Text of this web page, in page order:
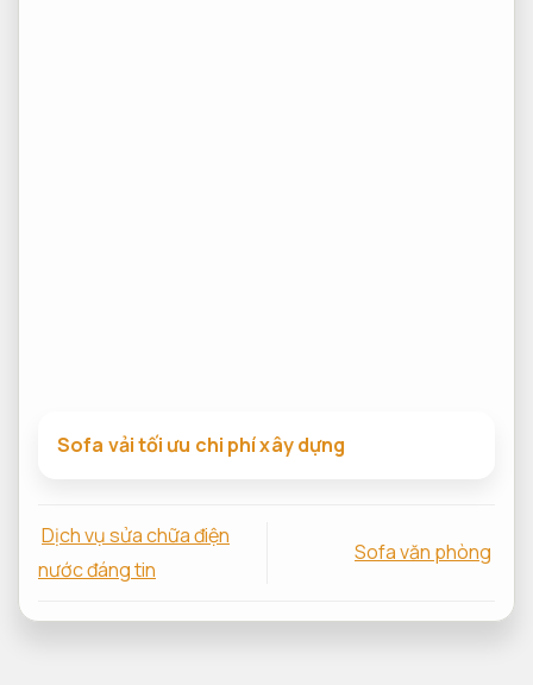
Sofa vải tối ưu chi phí xây dựng
Dịch vụ sửa chữa điện
nước đáng tin
Sofa văn phòng